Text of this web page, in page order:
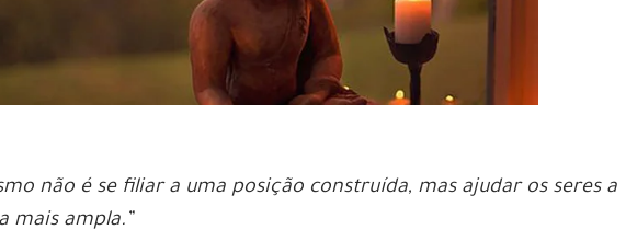
não é se filiar a uma posição construída, mas ajudar os seres a
mais ampla.”